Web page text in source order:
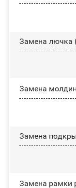
Замена лючка
Замена
Замена
Замена рамки